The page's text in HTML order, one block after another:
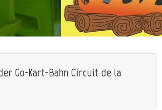
Go-Kart-Bahn Circuit de la